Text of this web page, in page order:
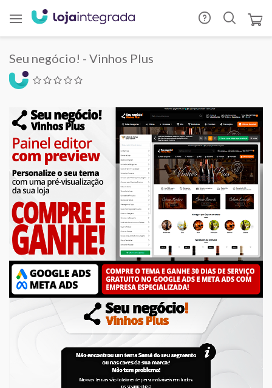
Seu negócio! - Vinhos Plus